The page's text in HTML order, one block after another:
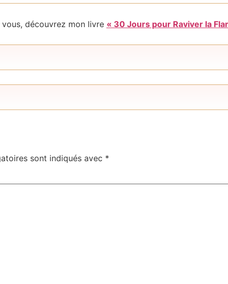
découvrez mon livre « 30 Jours pour Raviver la
sont indiqués avec *